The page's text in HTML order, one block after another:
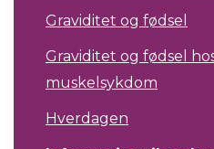
Graviditet og fødsel
Graviditet og fødsel
muskelsykdom
Hverdagen